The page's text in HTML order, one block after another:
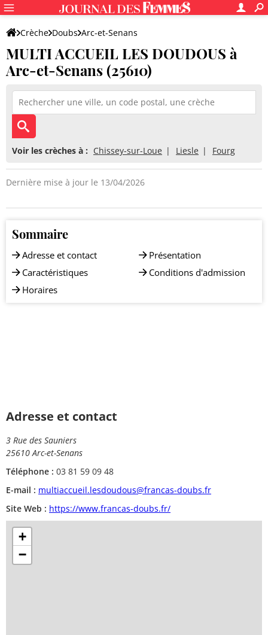
Crèche Doubs Arc-et-Senans
MULTI ACCUEIL LES DOUDOUS
MULTI ACCUEIL LES DOUDOUS à
Arc-et-Senans (25610)
Voir les crèches à : Chissey-sur-Loue Liesle Fourg
Dernière mise à jour le 13/04/2026
Sommaire
Adresse et contact
Caractéristiques
Horaires
Présentation
Conditions d'admission
Adresse et contact
3 Rue des Sauniers
25610 Arc-et-Senans
Téléphone : 03 81 59 09 48
E-mail : multiaccueil.lesdoudous@francas-doubs.fr
Site Web : https://www.francas-doubs.fr/
+
−